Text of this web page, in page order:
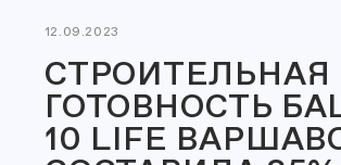
12.09.2023
СТРОИТЕЛЬНАЯ
ГОТОВНОСТЬ
10 LIFE